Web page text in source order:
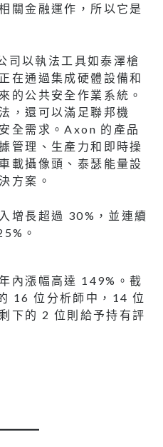
關金融運作，所以它是
司以執法工具如泰澤槍
在通過集成硬體設備和
的公共安全作業系統。
，還可以滿足聯邦機
全需求。Axon 的產品
管理、生產力和即時操
載攝像頭、泰瑟能量設
方案。
增長超過 30%，並連續
。
內漲幅高達 149%。截
16 位分析師中，14 位
下的 2 位則給予持有評